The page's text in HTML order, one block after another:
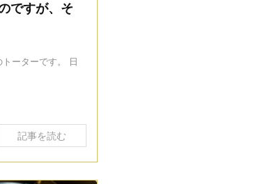
ですが、そ
ーターです。 日
記事を読む